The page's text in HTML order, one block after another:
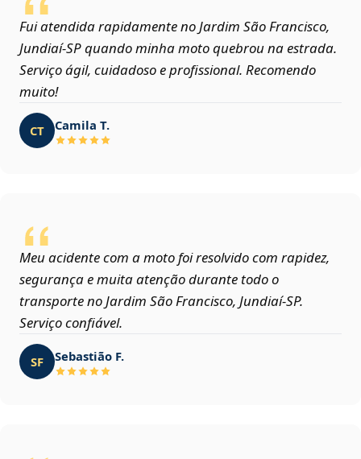
Fui atendida rapidamente no Jardim São Francisco,
Jundiaí‑SP quando minha moto quebrou na estrada.
Serviço ágil, cuidadoso e profissional. Recomendo
muito!
CT Camila T.
Meu acidente com a moto foi resolvido com rapidez,
segurança e muita atenção durante todo o
transporte no Jardim São Francisco, Jundiaí‑SP.
Serviço confiável.
SF Sebastião F.